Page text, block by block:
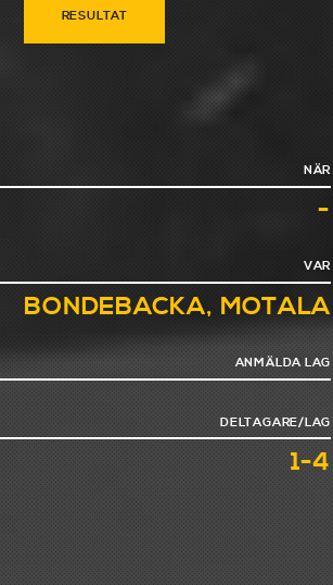
NÄR
-
VAR
BONDEBACKA, MOTALA
ANMÄLDA LAG
DELTAGARE/LAG
1-4
RESULTAT